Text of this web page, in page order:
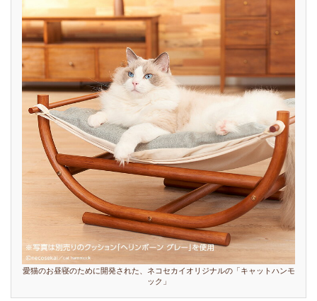
愛猫のお昼寝のために開発された、ネコセカイオリジナルの「キャットハンモ
ック」